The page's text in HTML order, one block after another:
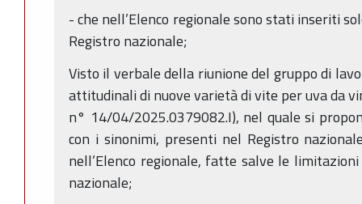
- che nell’Elenco regionale sono stati inseriti
Registro nazionale;
Visto il verbale della riunione del gruppo di
attitudinali di nuove varietà di vite per uva da
n° 14/04/2025.0379082.I), nel quale si
con i sinonimi, presenti nel Registro
nell’Elenco regionale, fatte salve le
nazionale;